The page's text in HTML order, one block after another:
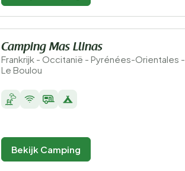
Camping Mas Llinas
Frankrijk - Occitanië - Pyrénées-Orientales -
Le Boulou
Bekijk Camping